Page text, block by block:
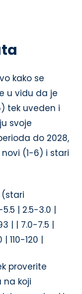
kako se
u vidu da je
tek uveden i
svoje
do 2028,
novi (1-6) i stari
(stari
| 2.5-3.0 |
| | 7.0-7.5 |
110-120 |
proverite
na koji